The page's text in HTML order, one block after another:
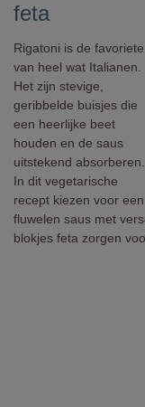
feta
Rigatoni is de favoriete
van heel wat Italianen.
Het zijn stevige,
geribbelde buisjes die
een heerlijke beet
houden en de saus
uitstekend absorberen.
In dit vegetarische
recept kiezen voor een
fluwelen saus met
blokjes feta zorgen